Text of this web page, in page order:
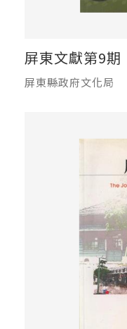
屏東文獻第9期
屏東縣政府文化局